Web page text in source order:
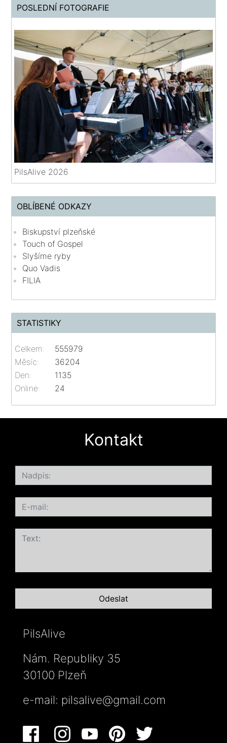
POSLEDNÍ FOTOGRAFIE
PilsAlive 2026
OBLÍBENÉ ODKAZY
Biskupství plzeňské
Touch of Gospel
Slyšíme ryby
Quo Vadis
FILIA
STATISTIKY
Online: 24
Celkem:
555979
Měsíc:
36204
Den:
1135
Kontakt
PilsAlive
Nám. Republiky 35
30100 Plzeň
e-mail: pilsalive@gmail.com